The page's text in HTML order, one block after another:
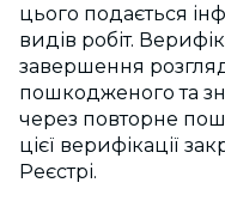
цього подається
видів робіт.
завершення
пошкодженого та
через повторне
цієї верифікації
Реєстрі.